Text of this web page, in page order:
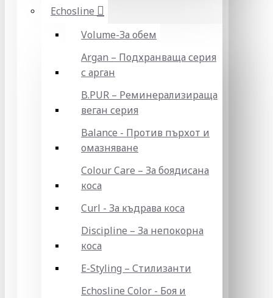
Echosline
Volume-За обем
Argan – Подхранваща серия
с арган
B.PUR – Реминерализираща
веган серия
Balance - Против пърхот и
омазняване
Colour Care – За боядисана
коса
Curl - За къдрава коса
Discipline – За непокорна
коса
E-Styling – Стилизанти
Echosline Color - Боя и